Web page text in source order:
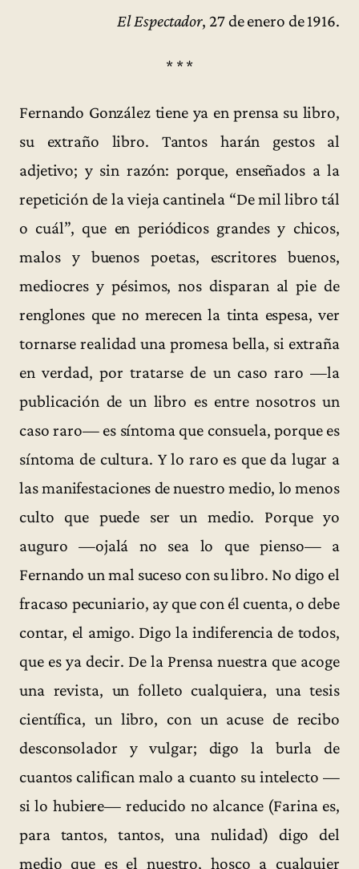
El Espectador, 27 de enero de 1916.
* * *
Fernando González tiene ya en prensa su libro,
su extraño libro. Tantos harán gestos al
adjetivo; y sin razón: porque, enseñados a la
repetición de la vieja cantinela “De mil libro tál
o cuál”, que en periódicos grandes y chicos,
malos y buenos poetas, escritores buenos,
mediocres y pésimos, nos disparan al pie de
renglones que no merecen la tinta espesa, ver
tornarse realidad una promesa bella, si extraña
en verdad, por tratarse de un caso raro —la
publicación de un libro es entre nosotros un
caso raro— es síntoma que consuela, porque es
síntoma de cultura. Y lo raro es que da lugar a
las manifestaciones de nuestro medio, lo menos
culto que puede ser un medio. Porque yo
auguro —ojalá no sea lo que pienso— a
Fernando un mal suceso con su libro. No digo el
fracaso pecuniario, ay que con él cuenta, o debe
contar, el amigo. Digo la indiferencia de todos,
que es ya decir. De la Prensa nuestra que acoge
una revista, un folleto cualquiera, una tesis
científica, un libro, con un acuse de recibo
desconsolador y vulgar; digo la burla de
cuantos califican malo a cuanto su intelecto —
si lo hubiere— reducido no alcance (Farina es,
para tantos, tantos, una nulidad) digo del
medio que es el nuestro, hosco a cualquier